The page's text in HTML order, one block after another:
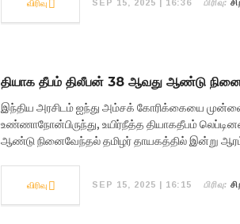
விரிவு SEP 15, 2025 | 16:36 பிரிவு:
தியாக தீபம் திலீபன் 38 ஆவது ஆண்டு
இந்திய அரசிடம் ஐந்து அம்சக் கோரிக்கையை
உண்ணாநோன்பிருந்து, உயிர்நீத்த தியாகதீபம்
ஆண்டு நினைவேந்தல் தமிழர் தாயகத்தில் இன்று
விரிவு SEP 15, 2025 | 16:15 பிரிவு: